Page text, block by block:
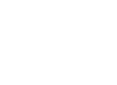
consumidor y al ejercicio
evitar, contener y mitigar
La Procuraduría también
sobre las actuaciones